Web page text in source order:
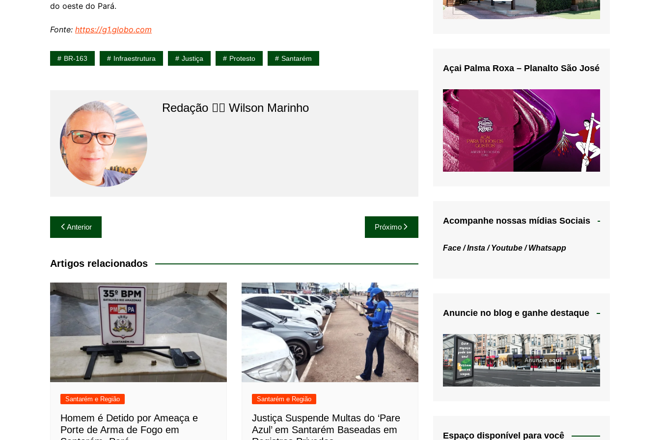
do oeste do Pará.
Fonte: https://g1.globo.com
BR-163 Infraestrutura Justiça Protesto Santarém
Redação 👨‍⚖️​ Wilson Marinho
Navegação
de
Post
Anterior Próximo
Artigos relacionados
Santarém e Região
Homem é Detido por Ameaça e
Porte de Arma de Fogo em
Santarém e Região
Justiça Suspende Multas do ‘Pare
Azul’ em Santarém Baseadas em
Açai Palma Roxa – Planalto São José
Acompanhe nossas mídias Sociais
Face /Insta /Youtube /Whatsapp
Anuncie no blog e ganhe destaque
Espaço disponível para você